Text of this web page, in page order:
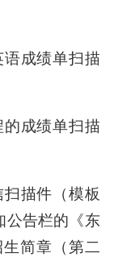
语成绩单扫描
的成绩单扫描
扫描件（模板
公告栏的《东
简章（第二